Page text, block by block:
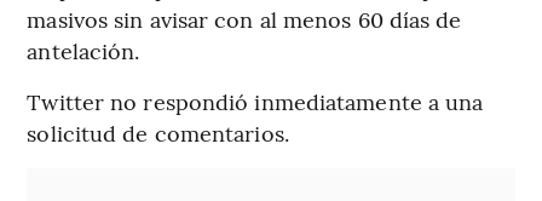
masivos sin avisar con al menos 60 días de
antelación.
Twitter no respondió inmediatamente a una
solicitud de comentarios.